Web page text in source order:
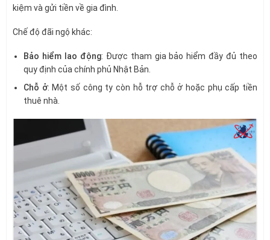
kiệm và gửi tiền về gia đình.
Chế độ đãi ngộ khác:
Bảo hiểm lao động: Được tham gia bảo hiểm đầy đủ theo
quy định của chính phủ Nhật Bản.
Chỗ ở: Một số công ty còn hỗ trợ chỗ ở hoặc phụ cấp tiền
thuê nhà.